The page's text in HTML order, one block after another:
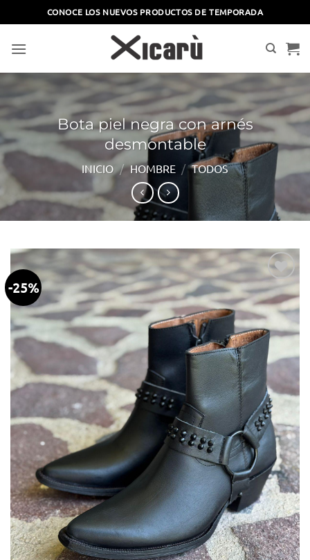
al
contenido
CONOCE LOS NUEVOS PRODUCTOS DE TEMPORADA
Bota piel negra con arnés
desmontable
INICIO / HOMBRE / TODOS
-25%
Añadir
a la
lista
de
deseos